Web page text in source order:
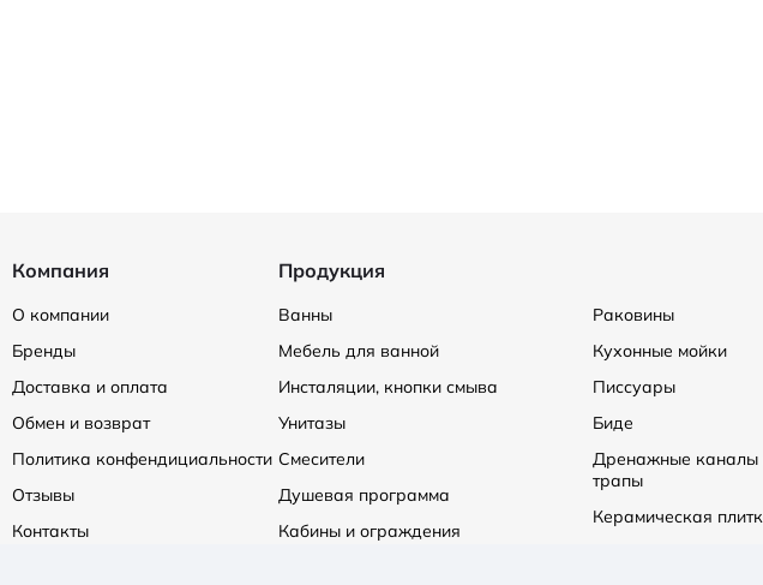
Компания
О компании
Бренды
Доставка и оплата
Обмен и возврат
Политика конфендициальности
Отзывы
Контакты
Продукция
Ванны
Мебель для ванной
Инсталяции, кнопки смыва
Унитазы
Смесители
Душевая программа
Кабины и ограждения
Раковины
Кухонные мойки
Писсуары
Биде
Дренажные каналы
трапы
Керамическая